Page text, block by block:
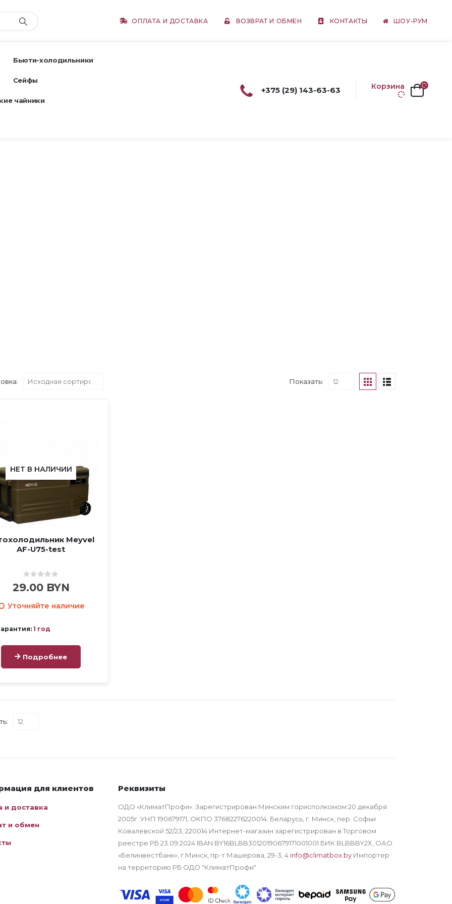
ОПЛАТА И ДОСТАВКА ВОЗВРАТ И ОБМЕН КОНТАКТЫ ШОУ-РУМ
Бьюти-холодильники
Сейфы
чайники
+375 (29) 143-63-63 Корзина
Показать:
НЕТ В НАЛИЧИИ
Meyvel
AF-U75-test
0 out of 5
29.00 BYN
Уточняйте наличие
1 год
Подробнее
для клиентов
и доставка
и обмен
Реквизиты
ОДО «КлиматПрофи». Зарегистрирован Минским горисполкомом 20 декабря
2005г. УНП 190679171, ОКПО 37682276220014. Беларусь, г. Минск, пер. Софьи
Ковалевской 52/23, 220014 Интернет-магазин зарегистрирован в Торговом
реестре РБ 23.09.2024 IBAN BY16BLBB30120190679171001001 БИК BLBBBY2X, ОАО
«Белинвестбанк», г.Минск, пр-т Машерова, 29-3, 4 info@climatbox.by Импортер
на территорию РБ ОДО "КлиматПрофи"